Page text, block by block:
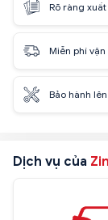
Rõ ràng
Miễn phí
Bảo hành
Dịch vụ của